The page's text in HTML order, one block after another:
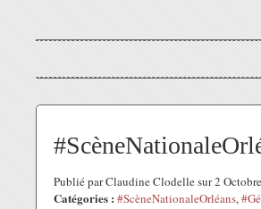
Publié par Claudine Clodelle sur 2
Catégories : #ScèneNationaleOrléans,